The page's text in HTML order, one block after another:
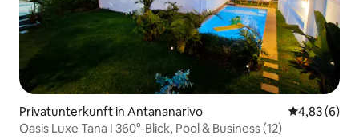
Privatunterkunft in Antananarivo
4,83 (6)
Oasis Luxe Tana I 360°-Blick, Pool & Business (12)